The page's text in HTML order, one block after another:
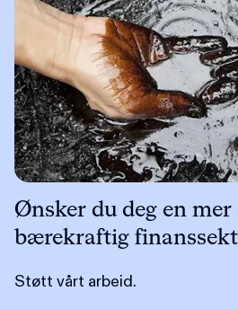
Ønsker du deg en mer
bærekraftig
Støtt vårt arbeid.